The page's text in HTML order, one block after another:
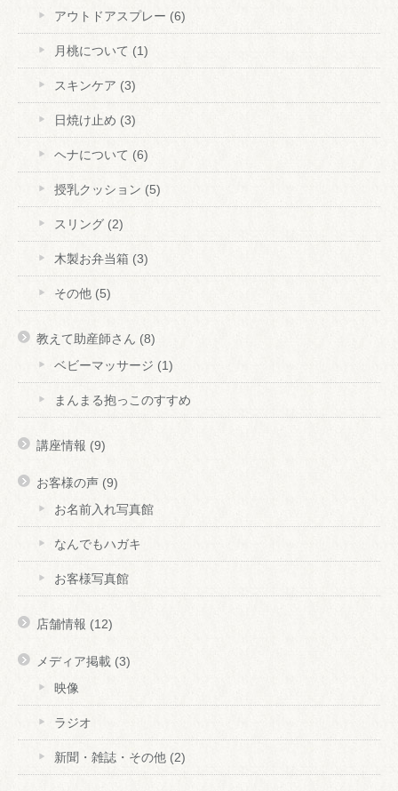
アウトドアスプレー (6)
月桃について (1)
スキンケア (3)
日焼け止め (3)
ヘナについて (6)
授乳クッション (5)
スリング (2)
木製お弁当箱 (3)
その他 (5)
教えて助産師さん (8)
ベビーマッサージ (1)
まんまる抱っこのすすめ
講座情報 (9)
お客様の声 (9)
お名前入れ写真館
なんでもハガキ
お客様写真館
店舗情報 (12)
メディア掲載 (3)
映像
ラジオ
新聞・雑誌・その他 (2)